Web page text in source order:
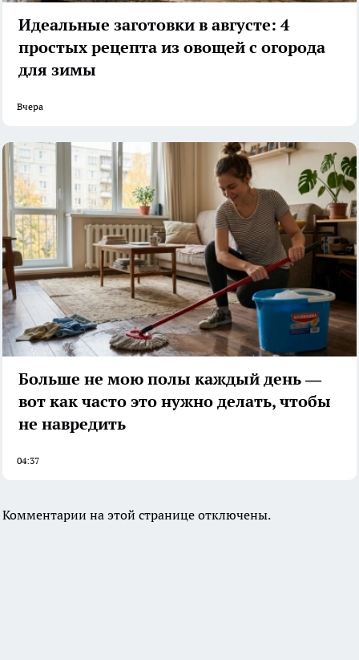
Идеальные заготовки в августе: 4
простых рецепта из овощей с огорода
для зимы
Вчера
Больше не мою полы каждый день —
вот как часто это нужно делать, чтобы
не навредить
04:37
Комментарии на этой странице отключены.